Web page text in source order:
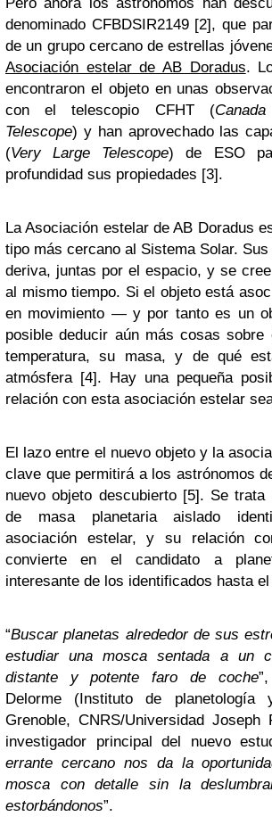
denominado CFBDSIR2149 [2], que
de un grupo cercano de estrellas
Asociación estelar de AB Doradus.
encontraron el objeto en unas
con el telescopio CFHT (
Telescope) y han aprovechado las
(Very Large Telescope) de ESO
profundidad sus propiedades [3].
La Asociación estelar de AB Doradus
tipo más cercano al Sistema Solar.
deriva, juntas por el espacio, y se
al mismo tiempo. Si el objeto está
en movimiento — y por tanto es un
posible deducir aún más cosas sobre
temperatura, su masa, y de qué
atmósfera [4]. Hay una pequeña
relación con esta asociación estelar
El lazo entre el nuevo objeto y la
clave que permitirá a los astrónomos
nuevo objeto descubierto [5]. Se trata
de masa planetaria aislado
asociación estelar, y su relación
convierte en el candidato a
interesante de los identificados hasta
“Buscar planetas alrededor de sus
estudiar una mosca sentada a un
distante y potente faro de coche
Delorme (Instituto de
Grenoble, CNRS/Universidad Joseph
investigador principal del nuevo
errante cercano nos da la
mosca con detalle sin la
estorbándonos”.